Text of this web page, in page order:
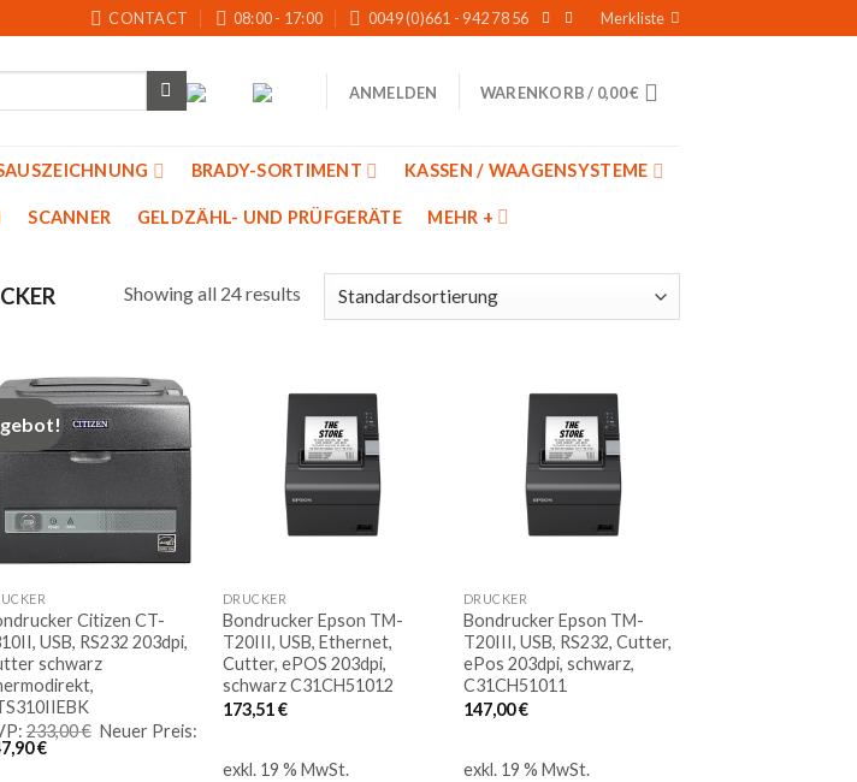
CONTACT 08:00 - 17:00 0049 (0)661 - 942 78 56 Merkliste
ANMELDEN WARENKORB / 0,00€
BRADY-SORTIMENT KASSEN / WAAGENSYSTEME
SCANNER GELDZÄHL- UND PRÜFGERÄTE MEHR +
Showing all 24 results
Auf
Citizen CT-
USB, RS232 203dpi,
schwarz
233,00€ Ursprünglicher
Neuer Preis:
€Aktueller
die
Merkliste
DRUCKER
Bondrucker Epson TM-
T20III, USB, Ethernet,
Cutter, ePOS 203dpi,
schwarz C31CH51012
173,51€
exkl. 19 % MwSt.
die
Merkliste
DRUCKER
Bondrucker Epson TM-
T20III, USB, RS232, Cutter,
ePos 203dpi, schwarz,
C31CH51011
147,00€
exkl. 19 % MwSt.